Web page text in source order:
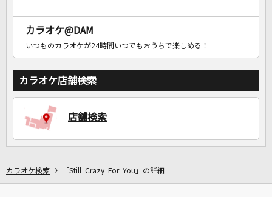
カラオケ@DAM
いつものカラオケが24時間いつでもおうちで楽しめる！
カラオケ店舗検索
店舗検索
カラオケ検索 「Still Crazy For You」の詳細